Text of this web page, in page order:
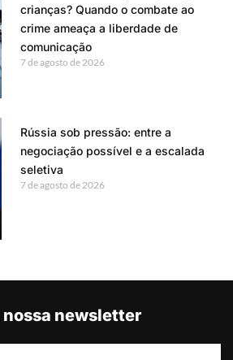
crianças? Quando o combate ao
crime ameaça a liberdade de
comunicação
7 de agosto de 2026
Rússia sob pressão: entre a
negociação possível e a escalada
seletiva
7 de agosto de 2026
newsletter